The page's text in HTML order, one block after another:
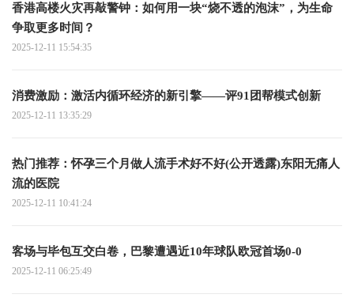
香港高楼火灾再敲警钟：如何用一块“烧不透的泡沫”，为生命
争取更多时间？
2025-12-11 15:54:35
消费激励：激活内循环经济的新引擎——评91团帮模式创新
2025-12-11 13:35:29
热门推荐：怀孕三个月做人流手术好不好(公开透露)东阳无痛人
流的医院
2025-12-11 10:41:24
客场与毕包互交白卷，巴黎遭遇近10年球队欧冠首场0-0
2025-12-11 06:25:49